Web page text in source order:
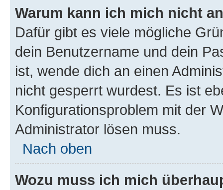
Warum kann ich mich nicht
Dafür gibt es viele mögliche
dein Benutzername und dein
ist, wende dich an einen
nicht gesperrt wurdest. Es ist
Konfigurationsproblem mit der
Administrator lösen muss.
Nach oben
Wozu muss ich mich